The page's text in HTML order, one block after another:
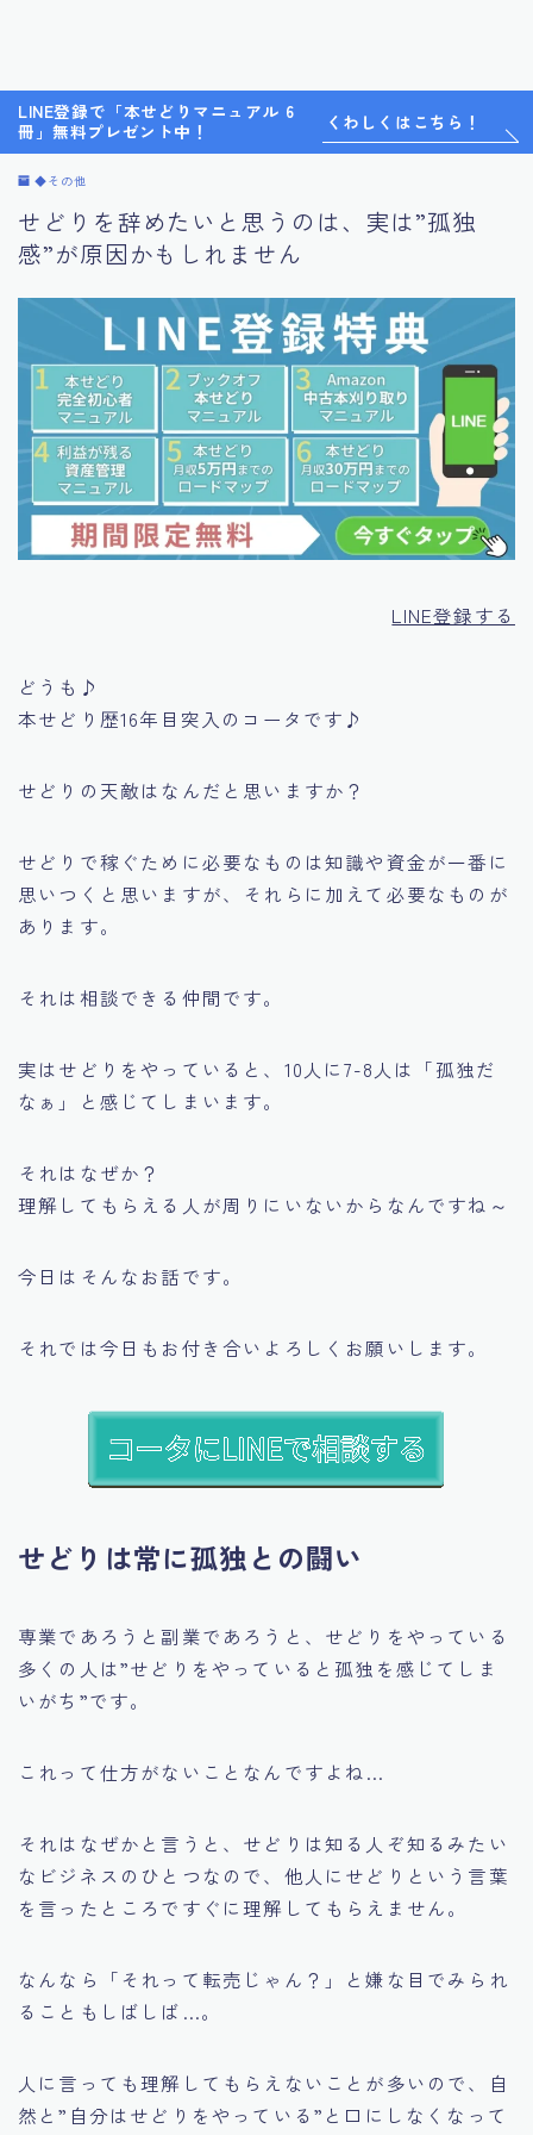
LINE登録で「本せどりマニュアル 6
冊」無料プレゼント中！
くわしくはこちら！
◆その他
せどりを辞めたいと思うのは、実は”孤独
感”が原因かもしれません
LINE登録する
どうも♪
本せどり歴16年目突入のコータです♪
せどりの天敵はなんだと思いますか？
せどりで稼ぐために必要なものは知識や資金が一番に
思いつくと思いますが、それらに加えて必要なものが
あります。
それは相談できる仲間です。
実はせどりをやっていると、10人に7-8人は 「孤独だ
なぁ」
と感じてしまいます。
それはなぜか？
理解してもらえる人が周りにいないからなんですね～
今日はそんなお話です。
それでは今日もお付き合いよろしくお願いします。
せどりは常に孤独との闘い
専業であろうと副業であろうと、せどりをやっている
多くの人は”せどりをやっていると孤独を感じてしま
いがち”です。
これって仕方がないことなんですよね…
それはなぜかと言うと、せどりは知る人ぞ知るみたい
なビジネスのひとつなので、他人にせどりという言葉
を言ったところですぐに理解してもらえません。
なんなら 「それって転売じゃん？」
と嫌な目でみられ
ることもしばしば…。
人に言っても理解してもらえないことが多いので、自
然と”自分はせどりをやっている” と口にしなくなって